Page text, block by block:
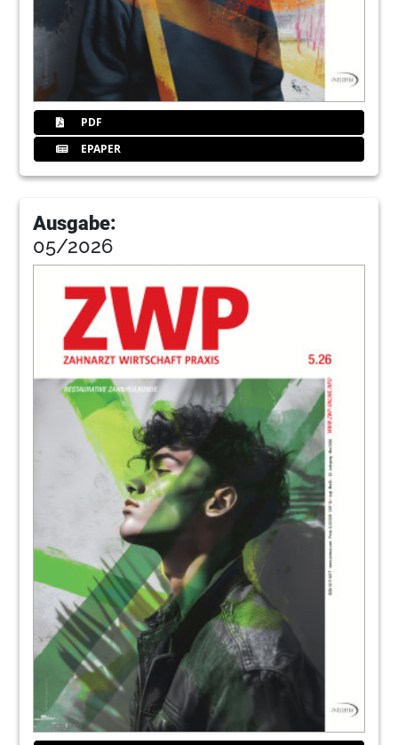
74 Discus
78
80Abel
88Nsel
Sellmann
Acteon
Abolservice0
Dwfokus
104 Vanhallintv
106Finanzfokus
108Pankow
PDF
EPAPER
Ausgabe:
05/2026